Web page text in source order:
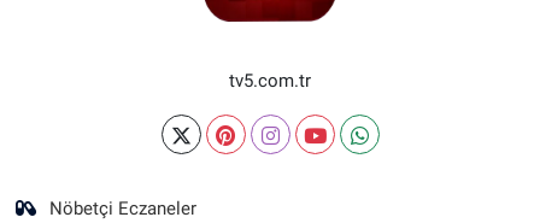
tv5.com.tr
Nöbetçi Eczaneler